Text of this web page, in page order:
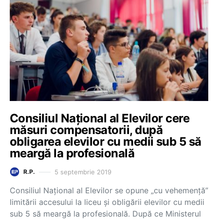
Consiliul Național al Elevilor cere
măsuri compensatorii, după
obligarea elevilor cu medii sub 5 să
meargă la profesională
R.P. 5 septembrie 2019
Consiliul Național al Elevilor se opune „cu vehemență”
limitării accesului la liceu și obligării elevilor cu medii
sub 5 să meargă la profesională. După ce Ministerul